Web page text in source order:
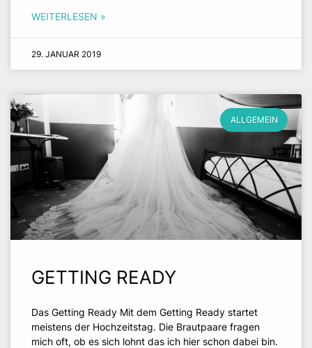
WEITERLESEN »
29. JANUAR 2019
ALLGEMEIN
GETTING READY
Das Getting Ready Mit dem Getting Ready startet
meistens der Hochzeitstag. Die Brautpaare fragen
mich oft, ob es sich lohnt das ich hier schon dabei bin.